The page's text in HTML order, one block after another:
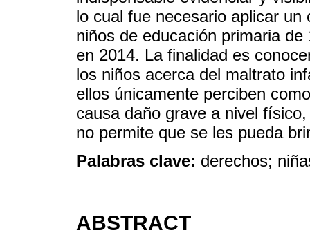
lo cual fue necesario aplicar
niños de educación primaria
en 2014. La finalidad es
los niños acerca del maltrato
ellos únicamente perciben
causa daño grave a nivel
no permite que se les pueda
Palabras clave: derechos;
ABSTRACT